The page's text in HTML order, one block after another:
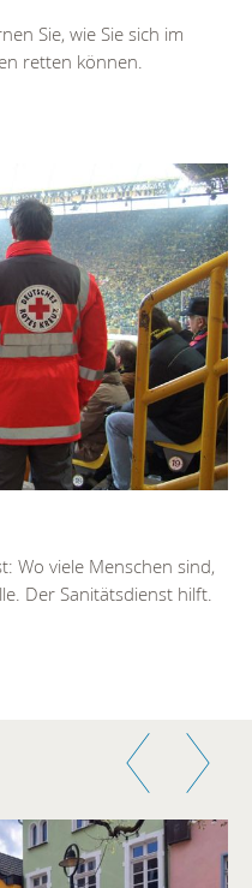
Sie, wie Sie sich im
retten können.
Wo viele Menschen sind,
Der Sanitätsdienst hilft.
Zurück Weiter